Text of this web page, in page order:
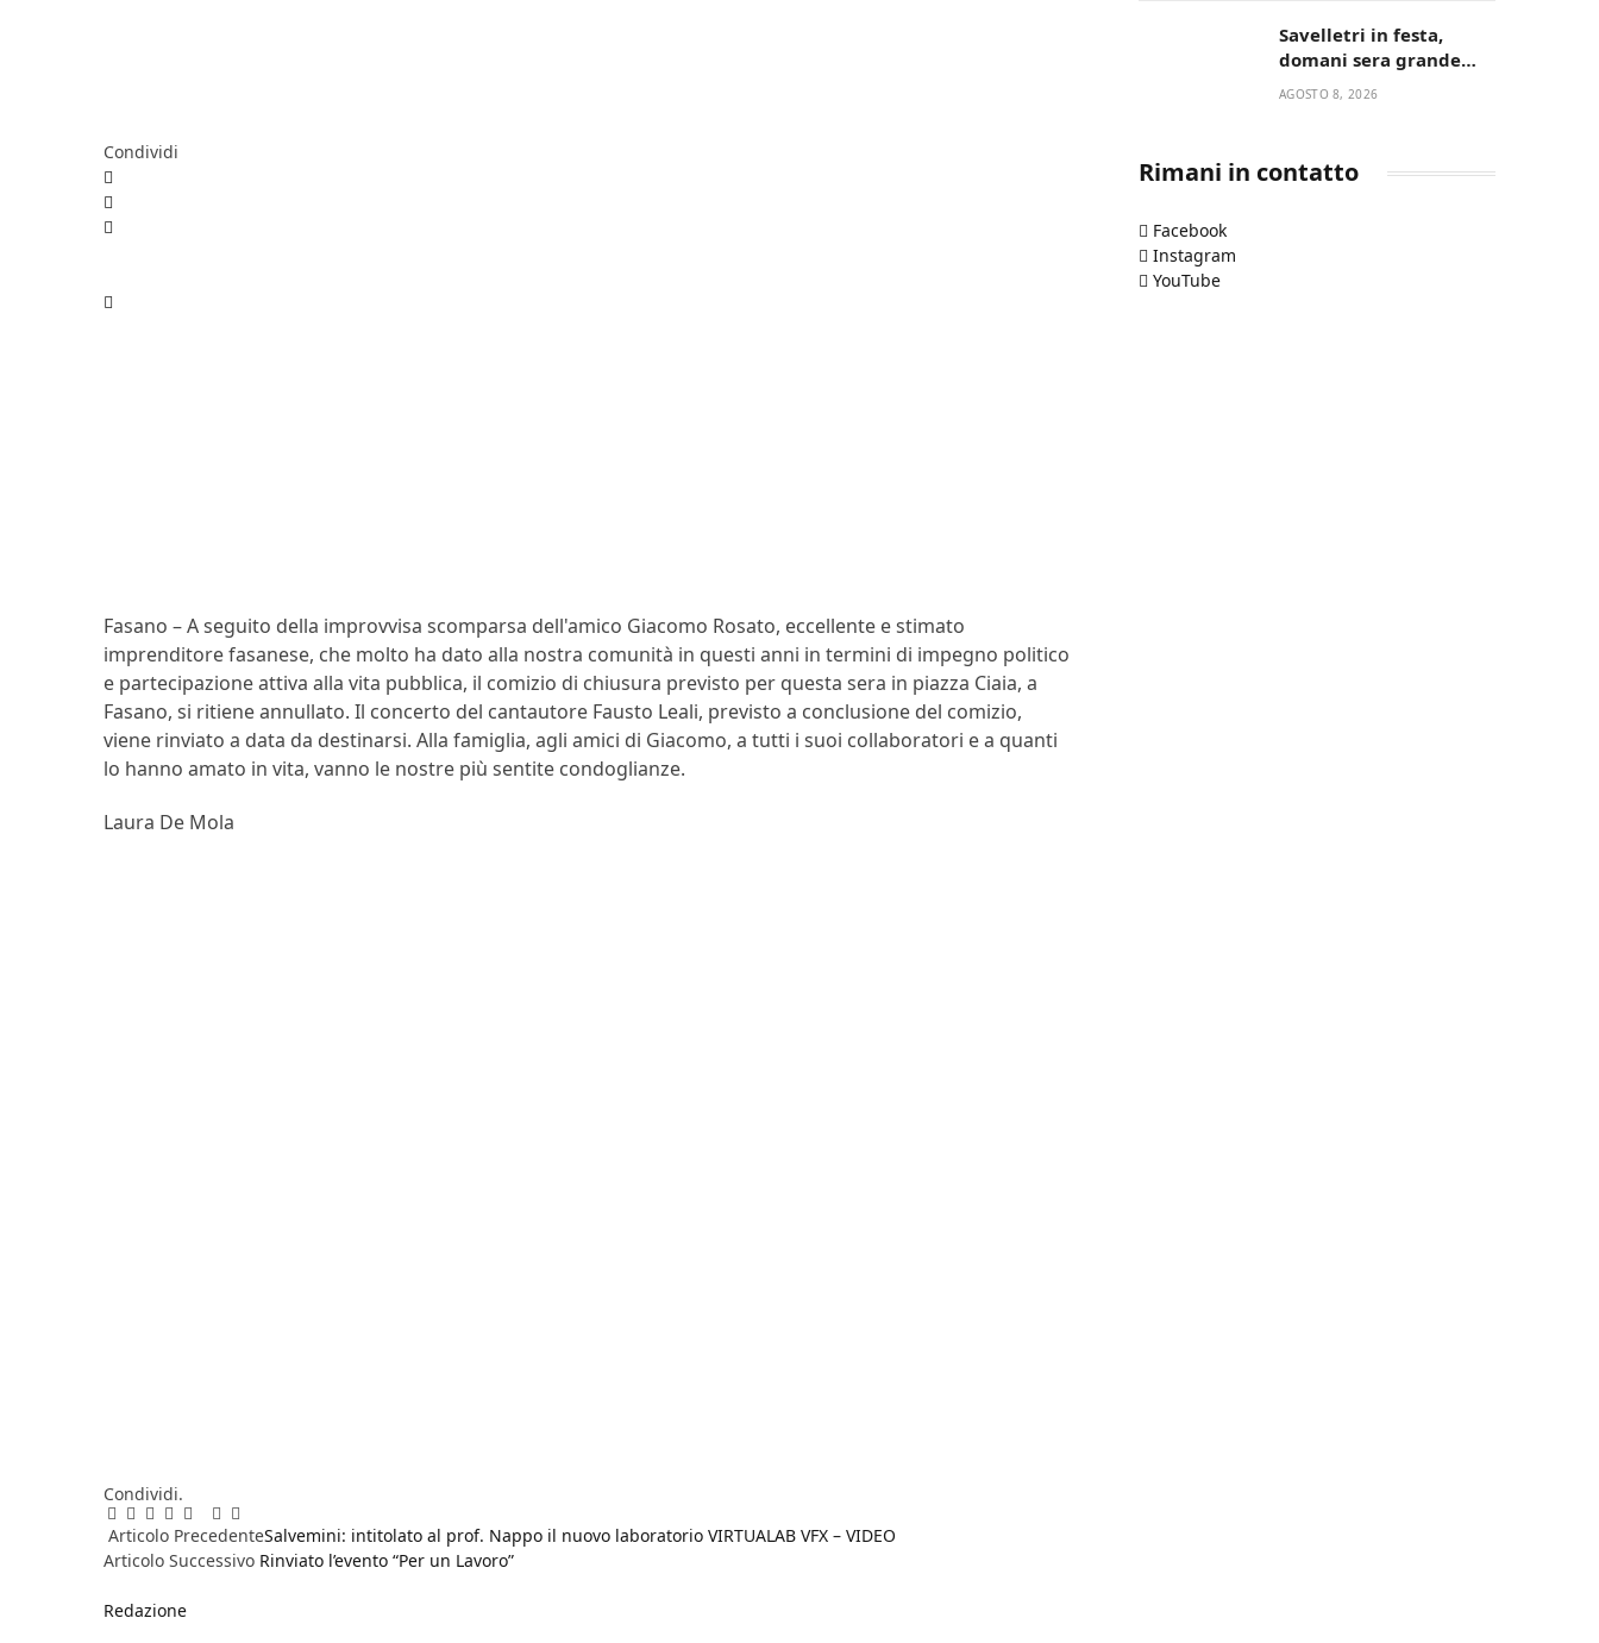
Condividi
Fasano – A seguito della improvvisa scomparsa dell'amico Giacomo Rosato, eccellente e stimato
imprenditore fasanese, che molto ha dato alla nostra comunità in questi anni in termini di impegno politico
e partecipazione attiva alla vita pubblica, il comizio di chiusura previsto per questa sera in piazza Ciaia, a
Fasano, si ritiene annullato. Il concerto del cantautore Fausto Leali, previsto a conclusione del comizio,
viene rinviato a data da destinarsi. Alla famiglia, agli amici di Giacomo, a tutti i suoi collaboratori e a quanti
lo hanno amato in vita, vanno le nostre più sentite condoglianze.
Laura De Mola
Condividi.
Facebook
Twitter
Pinterest
LinkedIn
RedditWhatsApp
Telegram
Email
Articolo PrecedenteSalvemini: intitolato al prof. Nappo il nuovo laboratorio VIRTUALAB VFX – VIDEO
Articolo Successivo Rinviato l’evento “Per un Lavoro”
Redazione
Savelletri in festa,
domani sera grande
spettacolo con Uccio De
AGOSTO 8, 2026
Rimani in contatto
Facebook
Instagram
YouTube